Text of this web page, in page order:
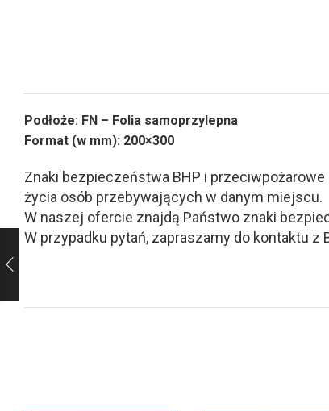
Podłoże: FN – Folia samoprzylepna
Format (w mm): 200×300
Znaki bezpieczeństwa BHP i
życia osób przebywających w danym miejscu.
W naszej ofercie znajdą Państwo znaki
W przypadku pytań, zapraszamy do kontaktu z